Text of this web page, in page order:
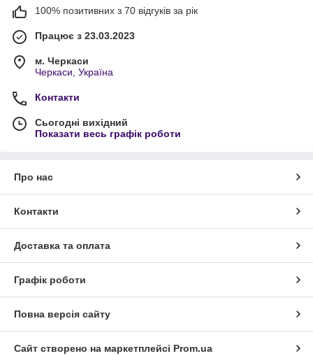
100% позитивних з 70 відгуків за рік
Працює з 23.03.2023
м. Черкаси
Черкаси, Україна
Контакти
Сьогодні вихідний
Показати весь графік роботи
Про нас
Контакти
Доставка та оплата
Графік роботи
Повна версія сайту
Сайт створено на маркетплейсі Prom.ua